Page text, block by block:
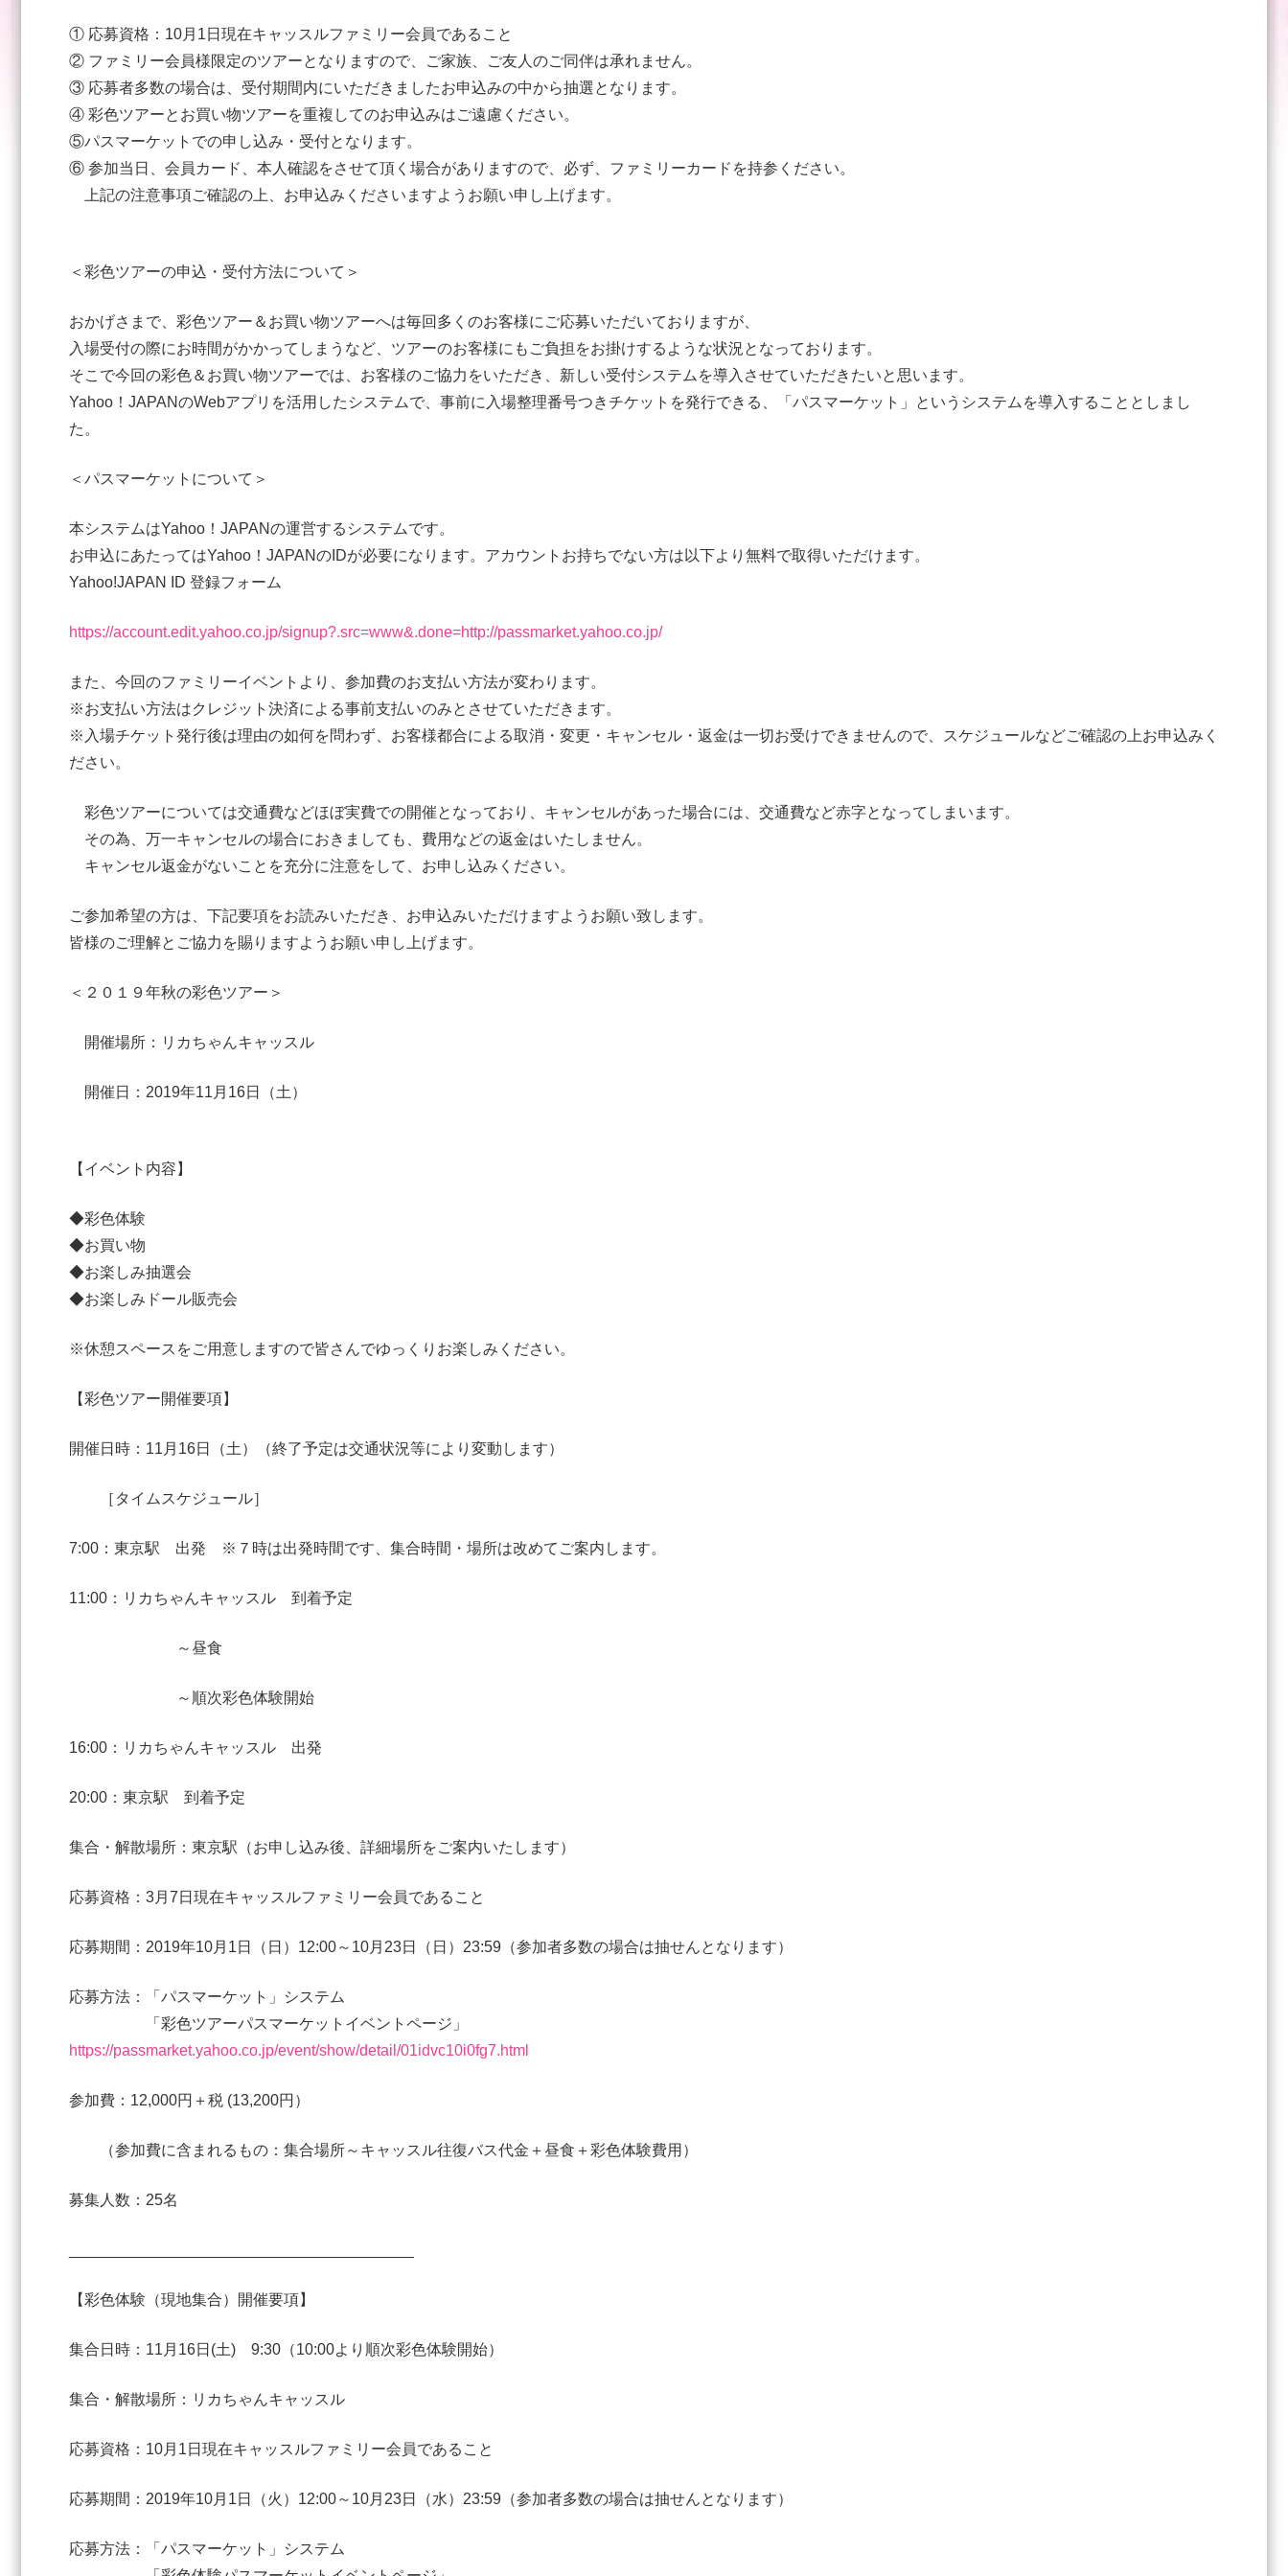
① 応募資格：10月1日現在キャッスルファミリー会員であること
② ファミリー会員様限定のツアーとなりますので、ご家族、ご友人のご同伴は承れません。
③ 応募者多数の場合は、受付期間内にいただきましたお申込みの中から抽選となります。
④ 彩色ツアーとお買い物ツアーを重複してのお申込みはご遠慮ください。
⑤パスマーケットでの申し込み・受付となります。
⑥ 参加当日、会員カード、本人確認をさせて頂く場合がありますので、必ず、ファミリーカードを持参ください。
上記の注意事項ご確認の上、お申込みくださいますようお願い申し上げます。
＜彩色ツアーの申込・受付方法について＞
おかげさまで、彩色ツアー＆お買い物ツアーへは毎回多くのお客様にご応募いただいておりますが、
入場受付の際にお時間がかかってしまうなど、ツアーのお客様にもご負担をお掛けするような状況となっております。
そこで今回の彩色＆お買い物ツアーでは、お客様のご協力をいただき、新しい受付システムを導入させていただきたいと思います。
Yahoo！JAPANのWebアプリを活用したシステムで、事前に入場整理番号つきチケットを発行できる、「パスマーケット」というシステムを導入することとしまし
た。
＜パスマーケットについて＞
本システムはYahoo！JAPANの運営するシステムです。
お申込にあたってはYahoo！JAPANのIDが必要になります。アカウントお持ちでない方は以下より無料で取得いただけます。
Yahoo!JAPAN ID 登録フォーム
https://account.edit.yahoo.co.jp/signup?.src=www&.done=http://passmarket.yahoo.co.jp/
また、今回のファミリーイベントより、参加費のお支払い方法が変わります。
※お支払い方法はクレジット決済による事前支払いのみとさせていただきます。
※入場チケット発行後は理由の如何を問わず、お客様都合による取消・変更・キャンセル・返金は一切お受けできませんので、スケジュールなどご確認の上お申込みく
ださい。
彩色ツアーについては交通費などほぼ実費での開催となっており、キャンセルがあった場合には、交通費など赤字となってしまいます。
その為、万一キャンセルの場合におきましても、費用などの返金はいたしません。
キャンセル返金がないことを充分に注意をして、お申し込みください。
ご参加希望の方は、下記要項をお読みいただき、お申込みいただけますようお願い致します。
皆様のご理解とご協力を賜りますようお願い申し上げます。
＜２０１９年秋の彩色ツアー＞
開催場所：リカちゃんキャッスル
開催日：2019年11月16日（土）
【イベント内容】
◆彩色体験
◆お買い物
◆お楽しみ抽選会
◆お楽しみドール販売会
※休憩スペースをご用意しますので皆さんでゆっくりお楽しみください。
【彩色ツアー開催要項】
開催日時：11月16日（土）（終了予定は交通状況等により変動します）
［タイムスケジュール］
7:00：東京駅 出発 ※７時は出発時間です、集合時間・場所は改めてご案内します。
11:00：リカちゃんキャッスル 到着予定
～昼食
～順次彩色体験開始
16:00：リカちゃんキャッスル 出発
20:00：東京駅 到着予定
集合・解散場所：東京駅（お申し込み後、詳細場所をご案内いたします）
応募資格：3月7日現在キャッスルファミリー会員であること
応募期間：2019年10月1日（日）12:00～10月23日（日）23:59（参加者多数の場合は抽せんとなります）
応募方法：「パスマーケット」システム
「彩色ツアーパスマーケットイベントページ」
https://passmarket.yahoo.co.jp/event/show/detail/01idvc10i0fg7.html
参加費：12,000円＋税 (13,200円）
（参加費に含まれるもの：集合場所～キャッスル往復バス代金＋昼食＋彩色体験費用）
募集人数：25名
【彩色体験（現地集合）開催要項】
集合日時：11月16日(土) 9:30（10:00より順次彩色体験開始）
集合・解散場所：リカちゃんキャッスル
応募資格：10月1日現在キャッスルファミリー会員であること
応募期間：2019年10月1日（火）12:00～10月23日（水）23:59（参加者多数の場合は抽せんとなります）
応募方法：「パスマーケット」システム